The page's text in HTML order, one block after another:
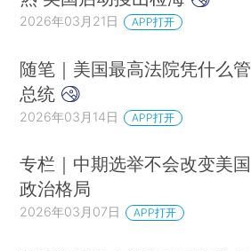
2026年03月21日 APP打开
随笔｜美国最高法院凭什么管
总统
2026年03月14日 APP打开
专栏｜中期选举不会改变美国
政治格局
2026年03月07日 APP打开